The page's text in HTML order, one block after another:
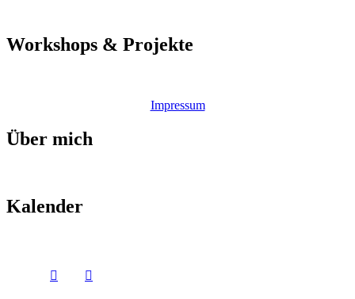
Workshops & Projekte
Impressum
Über mich
Kalender